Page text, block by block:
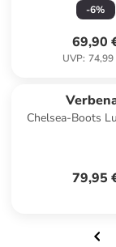
-6%
69,90
UVP: 74,99
Chelsea-Boots
79,95